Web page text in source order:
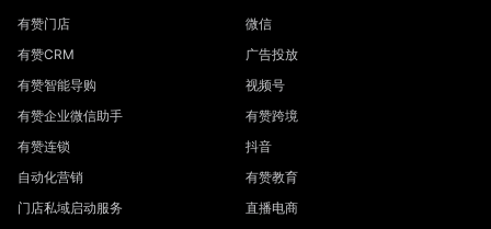
有赞门店
有赞CRM
有赞智能导购
有赞企业微信助手
有赞连锁
自动化营销
门店私域启动服务
微信
广告投放
视频号
有赞跨境
抖音
有赞教育
直播电商